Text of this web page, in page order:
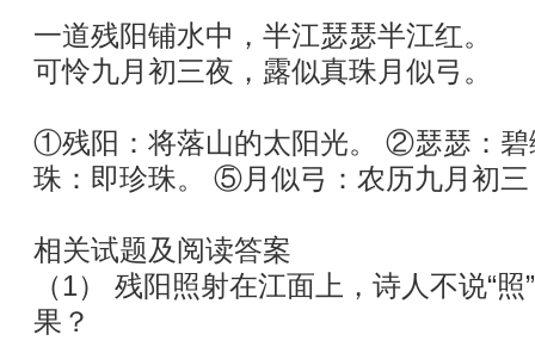
一道残阳铺水中，半江瑟瑟半江红。
可怜九月初三夜，露似真珠月似弓。
①残阳：将落山的太阳光。 ②瑟瑟：
珠：即珍珠。 ⑤月似弓：农历九月初
相关试题及阅读答案
（1） 残阳照射在江面上，诗人不说“
果？